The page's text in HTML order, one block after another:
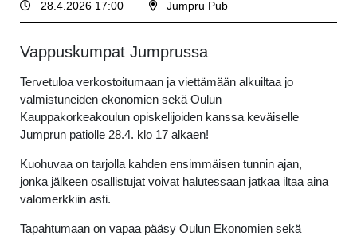
28.4.2026 17:00 Jumpru Pub
Vappuskumpat Jumprussa
Tervetuloa verkostoitumaan ja viettämään alkuiltaa jo
valmistuneiden ekonomien sekä Oulun
Kauppakorkeakoulun opiskelijoiden kanssa keväiselle
Jumprun patiolle 28.4. klo 17 alkaen!
Kuohuvaa on tarjolla kahden ensimmäisen tunnin ajan,
jonka jälkeen osallistujat voivat halutessaan jatkaa iltaa aina
valomerkkiin asti.
Tapahtumaan on vapaa pääsy Oulun Ekonomien sekä